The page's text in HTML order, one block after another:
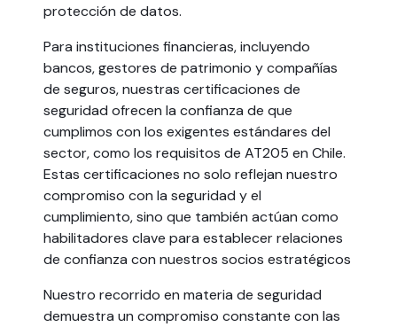
protección de datos.
Para instituciones financieras, incluyendo
bancos, gestores de patrimonio y compañías
de seguros, nuestras certificaciones de
seguridad ofrecen la confianza de que
cumplimos con los exigentes estándares del
sector, como los requisitos de AT205 en Chile.
Estas certificaciones no solo reflejan nuestro
compromiso con la seguridad y el
cumplimiento, sino que también actúan como
habilitadores clave para establecer relaciones
de confianza con nuestros socios estratégicos
Nuestro recorrido en materia de seguridad
demuestra un compromiso constante con las